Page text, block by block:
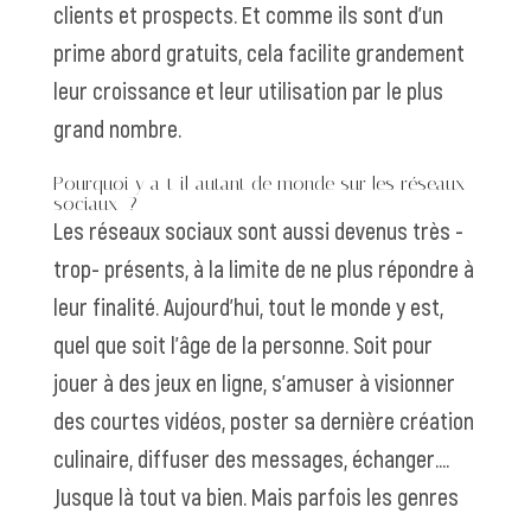
clients et prospects. Et comme ils sont d’un
prime abord gratuits, cela facilite grandement
leur croissance et leur utilisation par le plus
grand nombre.
Pourquoi y a-t-il autant de monde sur les réseaux
sociaux ?
Les réseaux sociaux sont aussi devenus très -
trop- présents, à la limite de ne plus répondre à
leur finalité. Aujourd’hui, tout le monde y est,
quel que soit l’âge de la personne. Soit pour
jouer à des jeux en ligne, s’amuser à visionner
des courtes vidéos, poster sa dernière création
culinaire, diffuser des messages, échanger….
Jusque là tout va bien. Mais parfois les genres